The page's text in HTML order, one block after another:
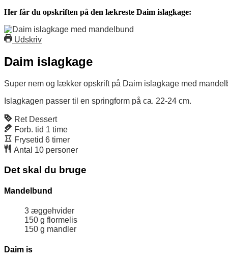
Her får du opskriften på den lækreste Daim islagkage:
Udskriv
Daim islagkage
Super nem og lækker opskrift på Daim islagkage med
Islagkagen passer til en springform på ca. 22-24 cm.
Ret Dessert
Forb. tid 1 time
Frysetid 6 timer
Antal 10 personer
Det skal du bruge
Mandelbund
3 æggehvider
150 g flormelis
150 g mandler
Daim is